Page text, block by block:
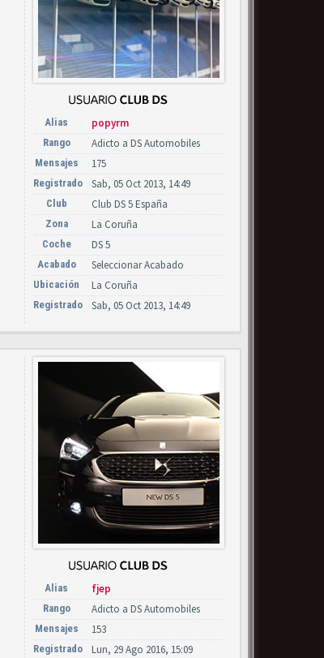
Alias popyrm
Rango Adicto a DS Automobiles
Mensajes 175
Registrado Sab, 05 Oct 2013, 14:49
Club Club DS 5 España
Zona La Coruña
Coche DS 5
Acabado Seleccionar Acabado
Ubicación La Coruña
Registrado Sab, 05 Oct 2013, 14:49
Alias fjep
Rango Adicto a DS Automobiles
Mensajes 153
Registrado Lun, 29 Ago 2016, 15:09